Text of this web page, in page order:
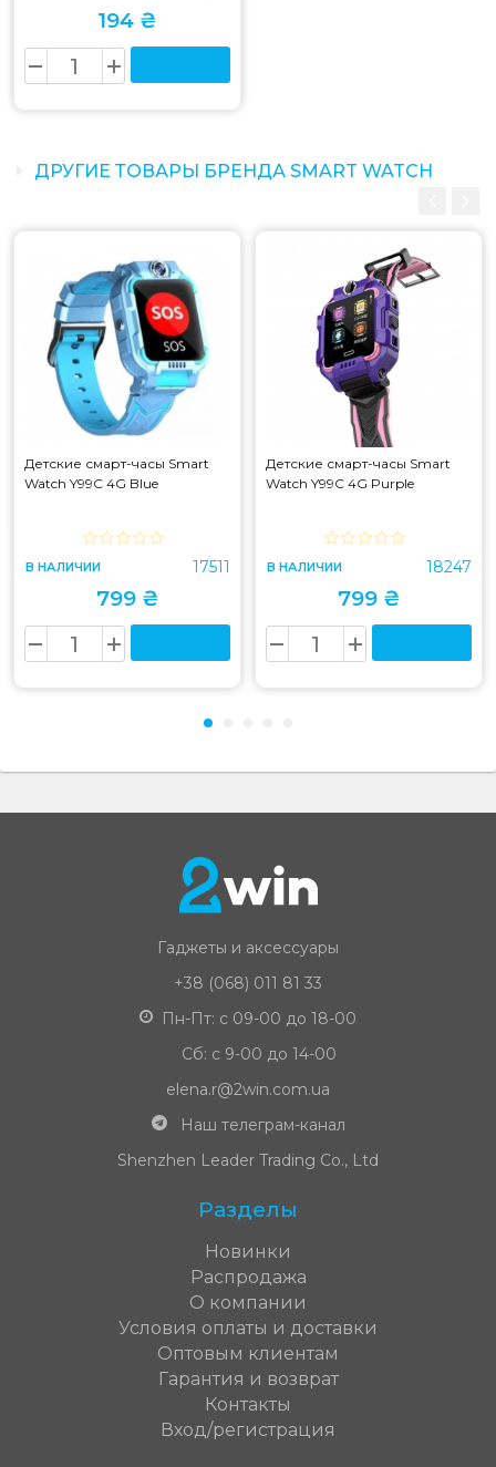
194 ₴
ДРУГИЕ ТОВАРЫ БРЕНДА SMART WATCH
Детские смарт-часы Smart
Watch Y99C 4G Blue
В НАЛИЧИИ 17511
799 ₴
Детские смарт-часы Smart
Watch Y99C 4G Purple
В НАЛИЧИИ 18247
799 ₴
Гаджеты и аксессуары
+38 (068) 011 81 33
Пн-Пт: с 09-00 до 18-00
Сб: с 9-00 до 14-00
elena.r@2win.com.ua
Наш телеграм-канал
Shenzhen Leader Trading Co., Ltd
Разделы
Новинки
Распродажа
О компании
Условия оплаты и доставки
Оптовым клиентам
Гарантия и возврат
Контакты
Вход/регистрация